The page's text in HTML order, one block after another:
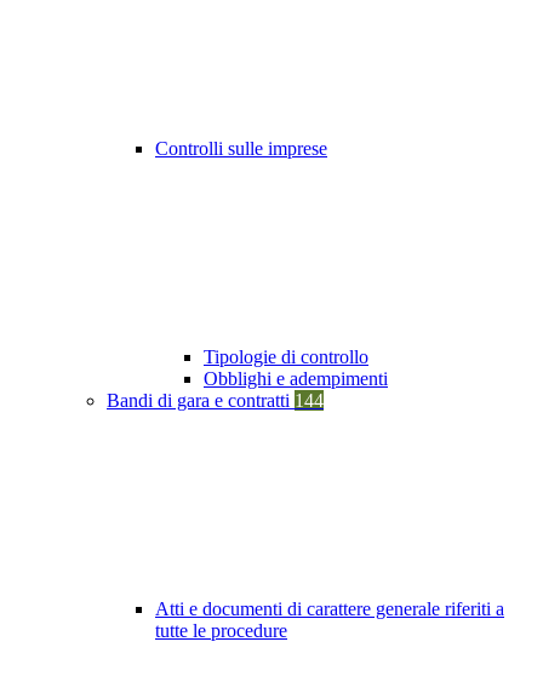
Controlli sulle imprese
Tipologie di controllo
Obblighi e adempimenti
Bandi di gara e contratti 144
Atti e documenti di carattere generale riferiti a
tutte le procedure